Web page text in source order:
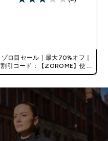
3 out of 5 stars
ゾロ目セール｜最大70%オフ｜
割引コード：【ZOROME】使用
で追加10%オフ！